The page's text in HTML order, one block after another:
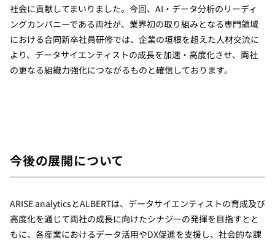
社会に貢献してまいりました。今回、 AI ・データ分析のリーディ
ングカンパニーである両社が、業界初の取り組みとなる専門領域
における合同新卒社員研修では、企業の垣根を超えた人材交流に
より、データサイエンティストの成長を加速・高度化させ、両社
の更なる組織力強化につながるものと確信しております。
今後の展開について
ARISE analyticsとALBERTは、データサイエンティストの育成及び
高度化を通じて両社の成長に向けたシナジーの発揮を目指すとと
もに、各産業におけるデータ活用やDX促進を支援し、社会的な課